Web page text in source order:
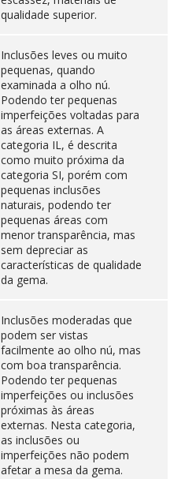
qualidade superior.
Inclusões leves ou muito
pequenas, quando
examinada a olho nú.
Podendo ter pequenas
imperfeições voltadas para
as áreas externas. A
categoria IL, é descrita
como muito próxima da
categoria SI, porém com
pequenas inclusões
naturais, podendo ter
pequenas áreas com
menor transparência, mas
sem depreciar as
características de qualidade
da gema.
Inclusões moderadas que
podem ser vistas
facilmente ao olho nú, mas
com boa transparência.
Podendo ter pequenas
imperfeições ou inclusões
próximas às áreas
externas. Nesta categoria,
as inclusões ou
imperfeições não podem
afetar a mesa da gema.